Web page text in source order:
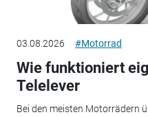
03.08.2026 #Motorrad
Wie funktioniert
Telelever
Bei den meisten Motorrädern